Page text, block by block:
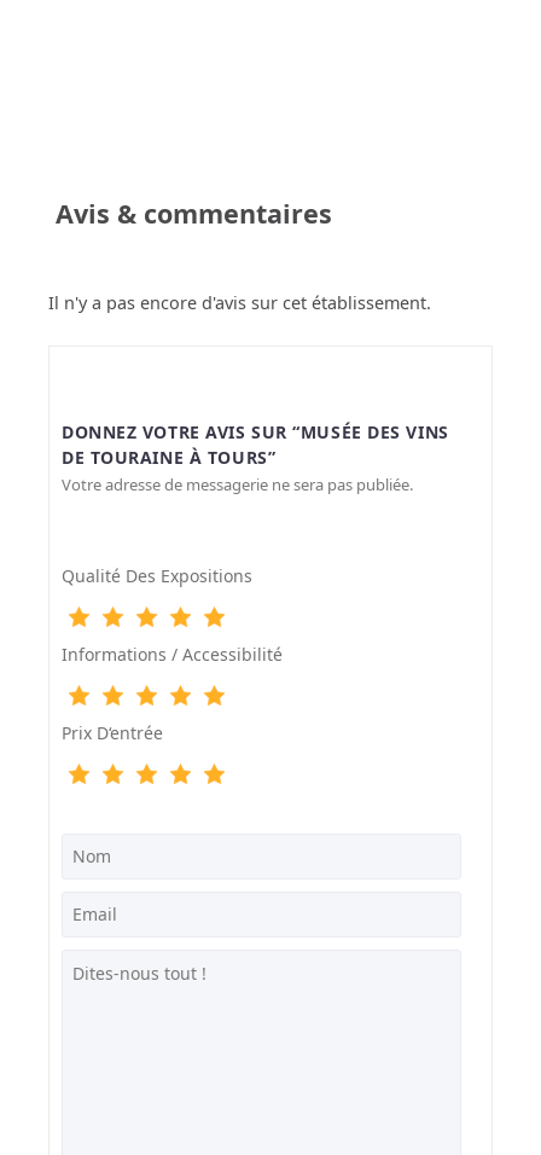
Avis & commentaires
Il n'y a pas encore d'avis sur cet établissement.
DONNEZ VOTRE AVIS SUR “MUSÉE DES VINS
DE TOURAINE À TOURS”
Votre adresse de messagerie ne sera pas publiée.
Qualité Des Expositions
Informations / Accessibilité
Prix D‘entrée